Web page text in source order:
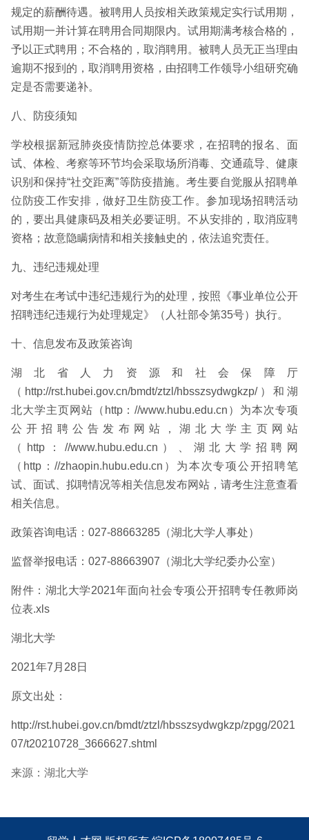
规定的薪酬待遇。被聘用人员按相关政策规定实行试用期，
试用期一并计算在聘用合同期限内。试用期满考核合格的，
予以正式聘用；不合格的，取消聘用。被聘人员无正当理由
逾期不报到的，取消聘用资格，由招聘工作领导小组研究确
定是否需要递补。
八、防疫须知
学校根据新冠肺炎疫情防控总体要求，在招聘的报名、面
试、体检、考察等环节均会采取场所消毒、交通疏导、健康
识别和保持“社交距离”等防疫措施。考生要自觉服从招聘单
位防疫工作安排，做好卫生防疫工作。参加现场招聘活动
的，要出具健康码及相关必要证明。不从安排的，取消应聘
资格；故意隐瞒病情和相关接触史的，依法追究责任。
九、违纪违规处理
对考生在考试中违纪违规行为的处理，按照《事业单位公开
招聘违纪违规行为处理规定》（人社部令第35号）执行。
十、信息发布及政策咨询
湖北省人力资源和社会保障厅
（http://rst.hubei.gov.cn/bmdt/ztzl/hbsszsydwgkzp/）和湖
北大学主页网站（http：//www.hubu.edu.cn）为本次专项
公开招聘公告发布网站，湖北大学主页网站
（http：//www.hubu.edu.cn）、湖北大学招聘网
（http：//zhaopin.hubu.edu.cn）为本次专项公开招聘笔
试、面试、拟聘情况等相关信息发布网站，请考生注意查看
相关信息。
政策咨询电话：027-88663285（湖北大学人事处）
监督举报电话：027-88663907（湖北大学纪委办公室）
附件：湖北大学2021年面向社会专项公开招聘专任教师岗
位表.xls
湖北大学
2021年7月28日
原文出处：
http://rst.hubei.gov.cn/bmdt/ztzl/hbsszsydwgkzp/zpgg/2021
07/t20210728_3666627.shtml
来源：湖北大学